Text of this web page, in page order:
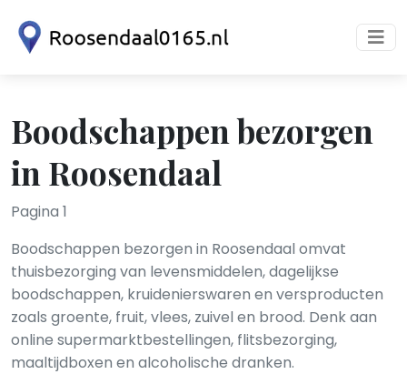
Boodschappen bezorgen
in Roosendaal
Pagina 1
Boodschappen bezorgen in Roosendaal omvat
thuisbezorging van levensmiddelen, dagelijkse
boodschappen, kruidenierswaren en versproducten
zoals groente, fruit, vlees, zuivel en brood. Denk aan
online supermarktbestellingen, flitsbezorging,
maaltijdboxen en alcoholische dranken.